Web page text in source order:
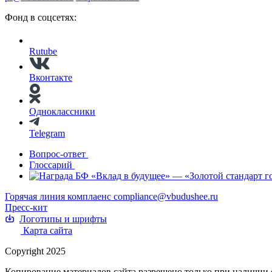
Фонд в соцсетях:
Rutube
Вконтакте
Одноклассники
Telegram
Вопрос-ответ
Глоссарий
Горячая линия комплаенс compliance@vbudushee.ru
Пресс-кит
Логотипы и шрифты
Карта сайта
Copyright 2025